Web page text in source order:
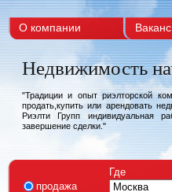
Недвижимость
"Традиции и опыт риэлторской
продать,купить или арендовать
Риэлти Групп индивидуальная
завершение сделки."
О компании
продажа
Где